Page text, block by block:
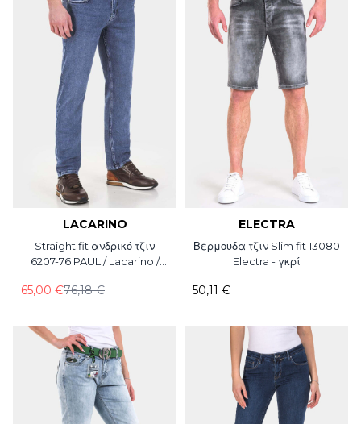
LACARINO
Straight fit ανδρικό τζιν
6207-76 PAUL / Lacarino /
76,18 €
65,00 €
ELECTRA
Βερμουδα τζιν Slim fit 13080
Electra - γκρί
50,11 €